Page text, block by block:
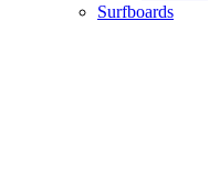
Surfboards